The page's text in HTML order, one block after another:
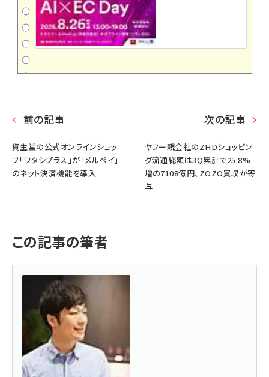
前の記事
資生堂の公式オンラインショッ
プ「ワタシプラス」が「メルペイ」
のネット決済機能を導入
次の記事
ヤフー親会社のZHDショッピン
グ流通総額は3Q累計で25.8%
増の7108億円、ZOZO買収が寄
与
この記事の筆者